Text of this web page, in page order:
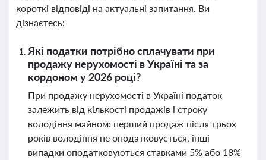
короткі відповіді на актуальні запитання. Ви
дізнаєтесь:
Які податки потрібно сплачувати при
продажу нерухомості в Україні та за
кордоном у 2026 році?
При продажу нерухомості в Україні податок
залежить від кількості продажів і строку
володіння майном: перший продаж після трьох
років володіння не оподатковується, інші
випадки оподатковуються ставками 5% або 18%